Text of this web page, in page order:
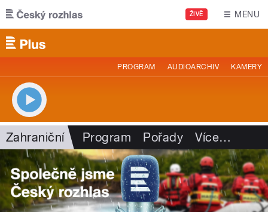
Přejít k hlavnímu obsahu
ŽIVĚ MENU
PROGRAM AUDIOARCHIV KAMERY
Zahraniční Program Pořady Více…